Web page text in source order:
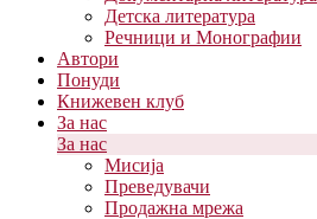
Детска литература
Речници и Монографии
Автори
Понуди
Книжевен клуб
За нас
За нас
Мисија
Преведувачи
Продажна мрежа